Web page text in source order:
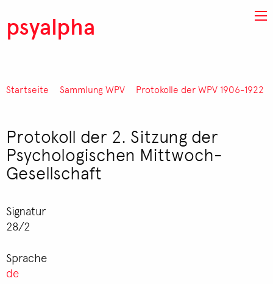
psyalpha
Pfadnavigation
Startseite Sammlung WPV Protokolle der WPV 1906-1922
Protokoll der 2. Sitzung der
Psychologischen Mittwoch-
Gesellschaft
Signatur
28/2
Sprache
de